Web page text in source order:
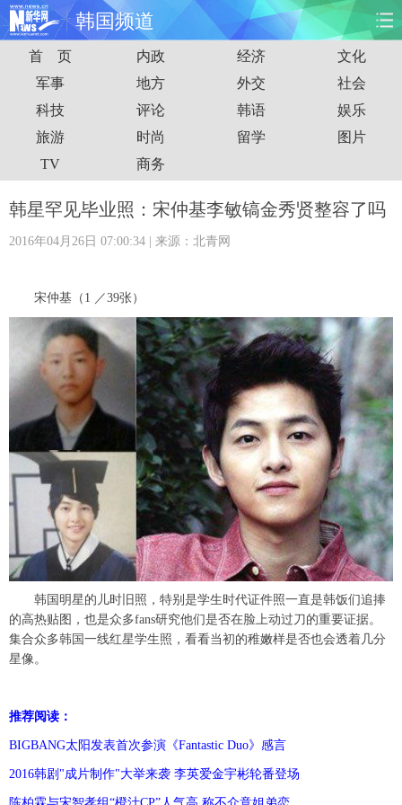
韩国频道
首页 时政 国际 财经
娱乐 体育 人事 教育
时尚 思客
港澳 台湾 华人 汽车
科技 能源
图片
旅游 健康 信息化 数据
金融 公益 军事 无人机
富媒体 摄影 新华广播
新华电视中文 新华电视英文 返回PC
首 页 内政 经济
文化
军事
地方 外交
社会
科技
评论 韩语
娱乐
旅游
时尚 留学
图片
TV
商务
韩星罕见毕业照：宋仲基李敏镐金秀贤整容了吗
2016年04月26日 07:00:34 | 来源：北青网
宋仲基（1 ／39张）
韩国明星的儿时旧照，特别是学生时代证件照一直是韩饭们追捧
的高热贴图，也是众多fans研究他们是否在脸上动过刀的重要证据。
集合众多韩国一线红星学生照，看看当初的稚嫩样是否也会透着几分
星像。
推荐阅读：
BIGBANG太阳发表首次参演《Fantastic Duo》感言
2016韩剧"成片制作"大举来袭 李英爱金宇彬轮番登场